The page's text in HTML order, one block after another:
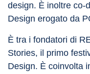
design. È inoltre co-
Design erogato da
È tra i fondatori di
Stories, il primo
Design. È coinvolta